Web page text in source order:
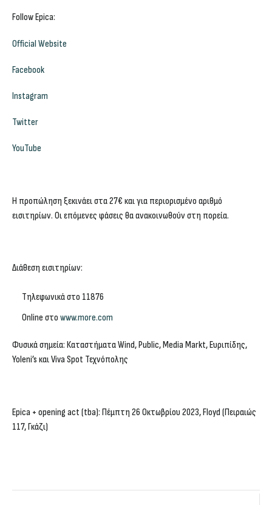
Follow Epica:
Official Website
Facebook
Instagram
Twitter
YouTube
Η προπώληση ξεκινάει στα27€ και για περιορισμένο αριθμό
εισιτηρίων. Οι επόμενες φάσεις θα ανακοινωθούν στη πορεία.
Διάθεση εισιτηρίων:
Τηλεφωνικά στο 11876
Online στο www.more.com
Φυσικά σημεία: Καταστήματα Wind, Public, Media Markt, Ευριπίδης,
Yoleni’s και Viva Spot Τεχνόπολης
Epica + opening act (tba): Πέμπτη 26 Οκτωβρίου 2023, Floyd (Πειραιώς
117, Γκάζι)